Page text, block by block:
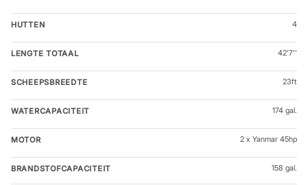
HUTTEN 4
LENGTE TOTAAL 42'7''
SCHEEPSBREEDTE 23ft
WATERCAPACITEIT 174 gal.
MOTOR 2 x Yanmar 45hp
BRANDSTOFCAPACITEIT 158 gal.